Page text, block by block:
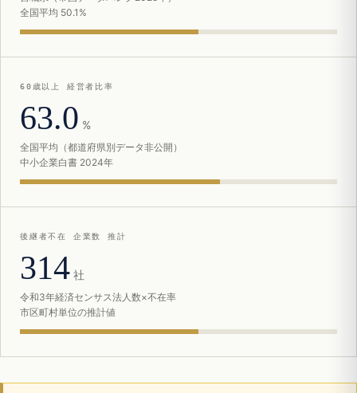
全国平均 50.1%
60歳以上 経営者比率
63.0 %
全国平均（都道府県別データ非公開）
中小企業白書 2024年
後継者不在 企業数 推計
314 社
令和3年経済センサス法人数×不在率
市区町村単位の推計値